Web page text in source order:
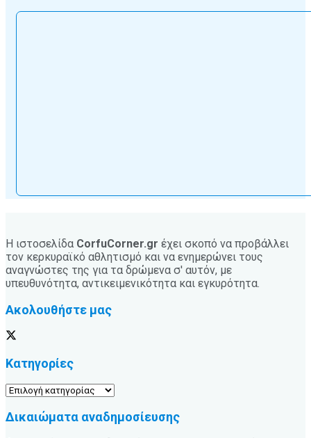
Η ιστοσελίδα CorfuCorner.gr έχει σκοπό να προβάλλει
τον κερκυραϊκό αθλητισμό και να ενημερώνει τους
αναγνώστες της για τα δρώμενα σ' αυτόν, με
υπευθυνότητα, αντικειμενικότητα και εγκυρότητα.
Ακολουθήστε μας
Κατηγορίες
Κατηγορίες
Δικαιώματα αναδημοσίευσης